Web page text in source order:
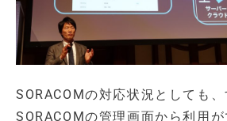
SORACOMの対応状況としても、
SORACOMの管理画面から利用